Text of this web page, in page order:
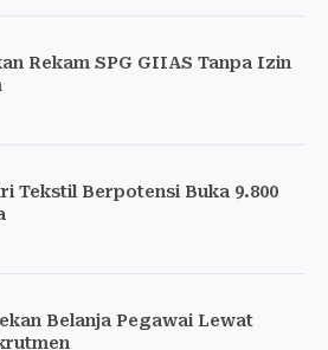
Rekam SPG GIIAS Tanpa Izin
Tekstil Berpotensi Buka 9.800
Belanja Pegawai Lewat